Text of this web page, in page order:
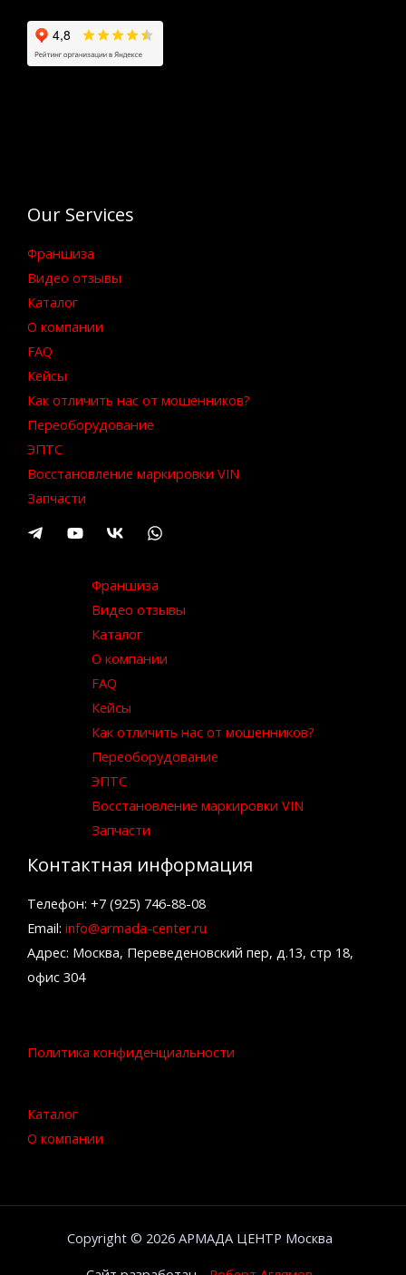
Our Services
Франшиза
Видео отзывы
Каталог
О компании
FAQ
Кейсы
Как отличить нас от мошенников?
Переоборудование
ЭПТС
Восстановление маркировки VIN
Запчасти
Франшиза
Видео отзывы
Каталог
О компании
FAQ
Кейсы
Как отличить нас от мошенников?
Переоборудование
ЭПТС
Восстановление маркировки VIN
Запчасти
Контактная информация
Телефон: +7 (925) 746-88-08
Email: info@armada-center.ru
Адрес: Москва, Переведеновский пер, д.13, стр 18,
офис 304
Политика конфиденциальности
Каталог
О компании
Copyright © 2026 АРМАДА ЦЕНТР Москва